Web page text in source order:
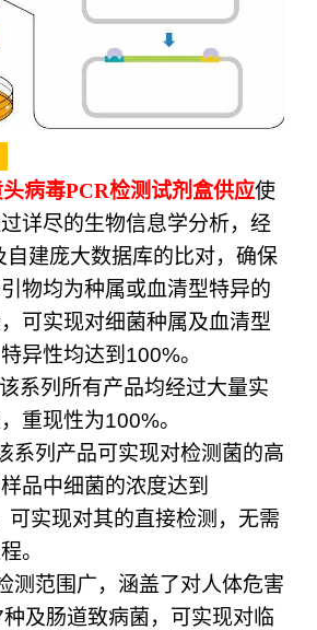
头病毒PCR检测试剂盒供应使
详尽的生物信息学分析，经
自建庞大数据库的比对，确保
物均为种属或血清型特异的
可实现对细菌种属及血清型
异性均达到 100%。
系列所有产品均经过大量实
重现性为100%。
系列产品可实现对检测菌的高
品中细菌的浓度达到
可实现对其的直接检测，无需
。
测范围广，涵盖了对人体危害
种及肠道致病菌，可实现对临